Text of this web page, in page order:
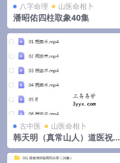
八字命理 山医命相卜
潘昭佑四柱取象40集
古中医 山医命相卜
韩天明（真常山人）道医祝由
术 治疗何各种疑难杂病 实战
技能班